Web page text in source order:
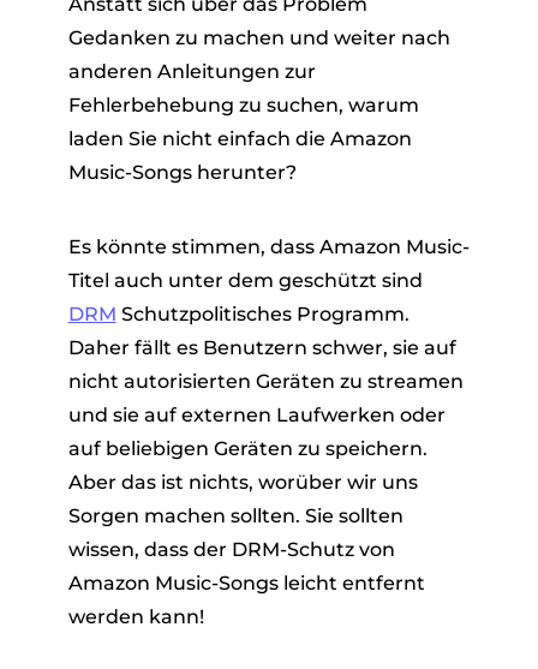
Anstatt sich über das Problem
Gedanken zu machen und weiter nach
anderen Anleitungen zur
Fehlerbehebung zu suchen, warum
laden Sie nicht einfach die Amazon
Music-Songs herunter?
Es könnte stimmen, dass Amazon Music-
Titel auch unter dem geschützt sind
DRM Schutzpolitisches Programm.
Daher fällt es Benutzern schwer, sie auf
nicht autorisierten Geräten zu streamen
und sie auf externen Laufwerken oder
auf beliebigen Geräten zu speichern.
Aber das ist nichts, worüber wir uns
Sorgen machen sollten. Sie sollten
wissen, dass der DRM-Schutz von
Amazon Music-Songs leicht entfernt
werden kann!